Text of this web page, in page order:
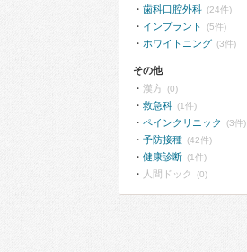
歯科口腔外科 (24件)
インプラント (5件)
ホワイトニング (3件)
その他
漢方 (0)
救急科 (1件)
ペインクリニック (3件)
予防接種 (42件)
健康診断 (1件)
人間ドック (0)